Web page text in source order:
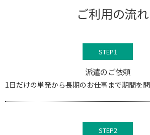
ご利用の流れ
STEP1
派遣のご依頼
1日だけの単発から長期のお仕事まで期間を
STEP2